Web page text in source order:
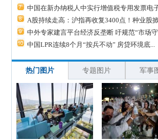
中国在新办纳税人中实行增值税专用发票电
A股持续走高：沪指再收复3400点！种业股
中外专家建言平台经济反垄断 吁规范“市场
中国LPR连续8个月“按兵不动” 房贷环境底...
热门图片 专题图片 军事